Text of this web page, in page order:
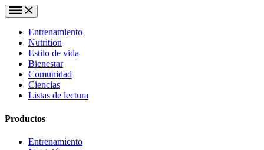
Entrenamiento
Nutrition
Estilo de vida
Bienestar
Comunidad
Ciencias
Listas de lectura
Productos
Entrenamiento